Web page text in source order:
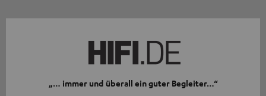
„… immer und überall ein guter Begleiter…“